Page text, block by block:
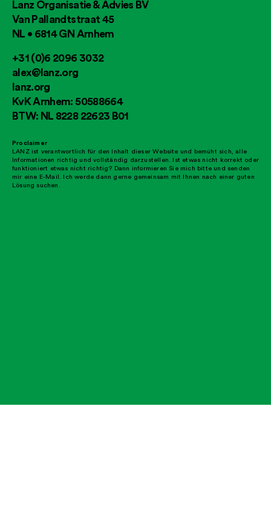
Lanz Organisatie & Advies BV
Van Pallandtstraat 45
NL • 6814 GN Arnhem
+31 (0)6 2096 3032
alex@lanz.org
lanz.org
KvK Arnhem: 50588664
BTW: NL 8228 22623 B01
Proclaimer
LANZ ist verantwortlich für den Inhalt dieser Website und bemüht sich, alle
Informationen richtig und vollständig darzustellen. Ist etwas nicht korrekt oder
funktioniert etwas nicht richtig? Dann informieren Sie mich bitte und senden
mir eine E-Mail. Ich werde dann gerne gemeinsam mit Ihnen nach einer guten
Lösung suchen.